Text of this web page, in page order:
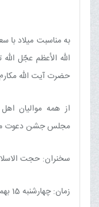
به مناسبت میلاد
الله الأعظم عجّل
حضرت آیت الله
از همه موالیان
مجلس جشن دعوت
سخنران: حجت
زمان: چهارشنبه 15 بهمن 1404؛ ساعت 10 صبح